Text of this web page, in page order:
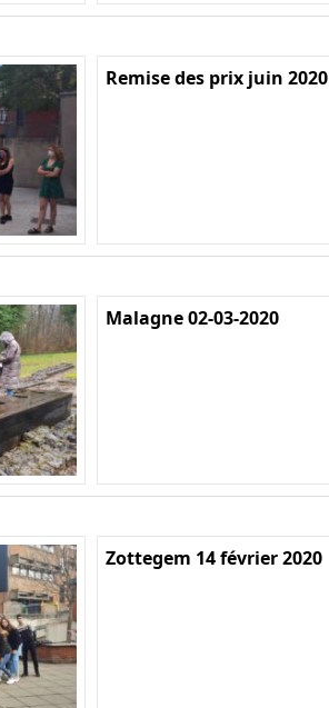
Remise des prix juin 2020
Malagne 02-03-2020
Zottegem 14 février 2020